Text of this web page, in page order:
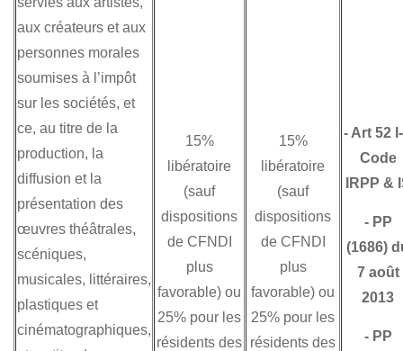
aux créateurs et aux
personnes morales
soumises à l’impôt
sur les sociétés, et
ce, au titre de la
production, la
diffusion et la
présentation des
œuvres théâtrales,
scéniques,
musicales, littéraires,
plastiques et
cinématographiques,
15%
libératoire
(sauf
dispositions
de CFNDI
plus
favorable) ou
25% pour les
résidents des
15%
libératoire
(sauf
dispositions
de CFNDI
plus
favorable) ou
25% pour les
résidents des
- Art 52
Code
IRPP &
- PP
(1686)
7 août
2013
- PP